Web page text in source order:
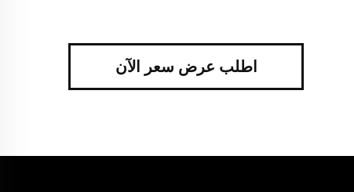
اطلب عرض سعر الآن